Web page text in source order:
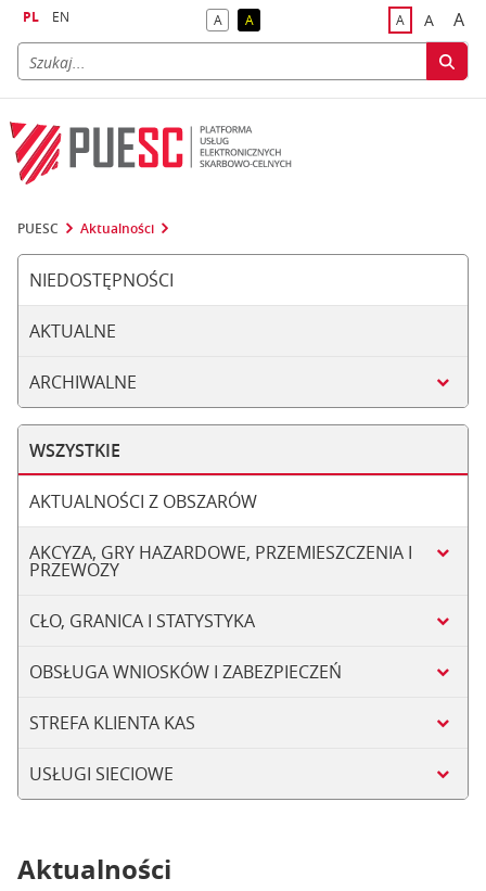
PL EN Akontrast domyślny
Akontrast żółty tekst na czarnym tle
Adomyślna
A A
PUESC Aktualności
NIEDOSTĘPNOŚCI
AKTUALNE
ARCHIWALNE
WSZYSTKIE
AKTUALNOŚCI Z OBSZARÓW
AKCYZA, GRY HAZARDOWE, PRZEMIESZCZENIA I
PRZEWOZY
CŁO, GRANICA I STATYSTYKA
OBSŁUGA WNIOSKÓW I ZABEZPIECZEŃ
STREFA KLIENTA KAS
USŁUGI SIECIOWE
Aktualności